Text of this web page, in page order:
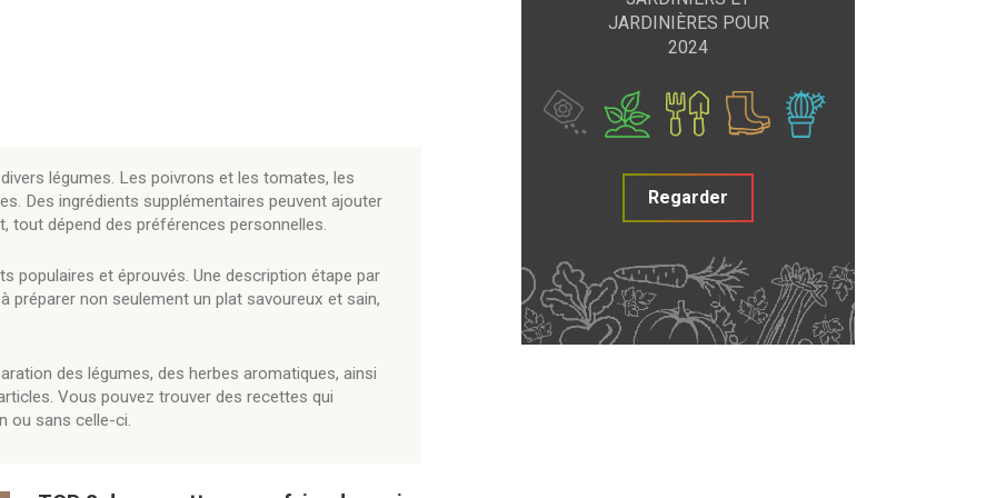
légumes. Les poivrons et les tomates, les
Des ingrédients supplémentaires peuvent ajouter
tout dépend des préférences personnelles.
populaires et éprouvés. Une description étape par
préparer non seulement un plat savoureux et sain,
des légumes, des herbes aromatiques, ainsi
Vous pouvez trouver des recettes qui
ou sans celle-ci.
JARDINIÈRES POUR
2024
Regarder